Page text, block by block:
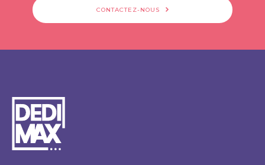
CONTACTEZ-NOUS